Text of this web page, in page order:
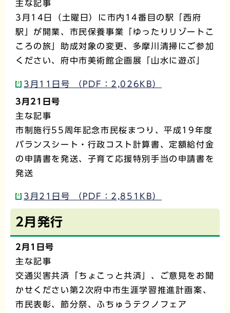
主な記事
3月14日（土曜日）に市内14番目の駅「西府
駅」が開業、市民保養事業「ゆったりリゾートこ
ころの旅」助成対象の変更、多摩川清掃にご参加
ください、府中市美術館企画展「山水に遊ぶ」
3月11日号 （PDF：2,026KB）
3月21日号
主な記事
市制施行55周年記念市民桜まつり、平成19年度
バランスシート・行政コスト計算書、定額給付金
の申請書を発送、子育て応援特別手当の申請書を
発送
3月21日号 （PDF：2,851KB）
2月発行
2月1日号
主な記事
交通災害共済「ちょこっと共済」、ご意見をお聞
かせください第2次府中市生涯学習推進計画案、
市民表彰、節分祭、ふちゅうテクノフェア